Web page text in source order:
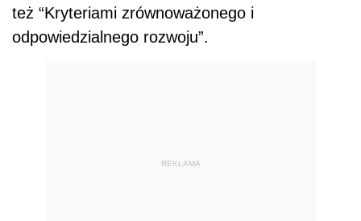
też “Kryteriami zrównoważonego i
odpowiedzialnego rozwoju”.
REKLAMA